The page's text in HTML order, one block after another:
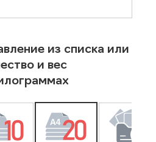
из списка или
и вес